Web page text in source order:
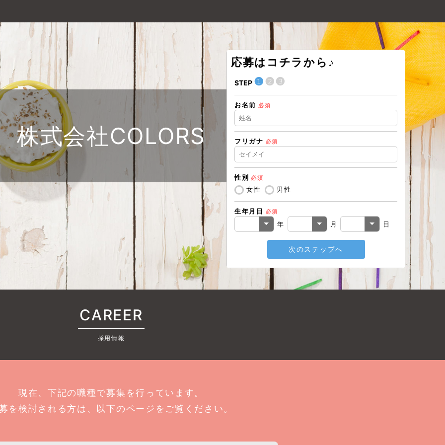
株式会社COLORS
応募はコチラから♪
STEP ❶❷❸
お名前 必須
フリガナ 必須
性別 必須
女性 男性
生年月日 必須
年 月 日
次のステップへ
STEP ❶❷
現在の職業
住所（市区
電話番号
メールアド
戻る
CAREER
採用情報
現在、下記の職種で募集を行っています。
を検討される方は、以下のページをご覧ください。